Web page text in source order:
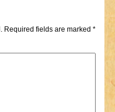
Required fields are marked *